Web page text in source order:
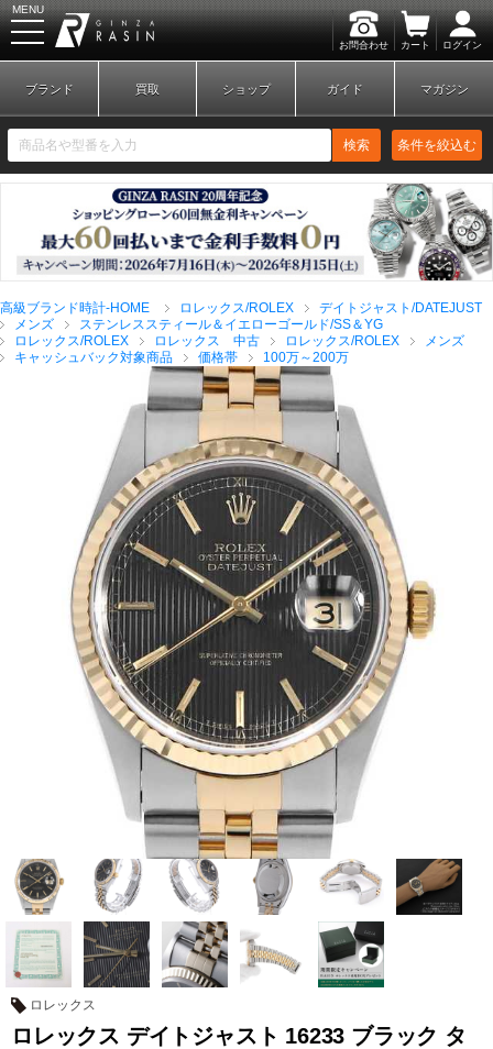
お問合わせ カート ログイン
MENU
新規会員登録 ログイン
ブランドから探す
全てのブランドを見
る
ロレックス
パテック
フィリップ
オーデマピゲ ウブロ カルティエ
グランド
セイコー
オメガ IWC
ブランド 買取 ショップ ガイド マガジン
検索 条件を絞込む
高級ブランド時計-HOME ロレックス/ROLEX
デイトジャスト/DATEJUST
メンズ
ステンレススティール＆イエローゴールド/SS＆YG
ロレックス/ROLEX
ロレックス 中古 ロレックス/ROLEX
メンズ
キャッシュバック対象商品
価格帯 100万～200万
ロレックス
ロレックス デイトジャスト 16233 ブラック タ